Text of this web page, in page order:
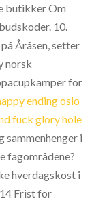
butikker Om
10.
Åråsen, setter
norsk
for
ending oslo
fuck glory hole
sammenhenger i
fagområdene?
hverdagskost i
Frist for